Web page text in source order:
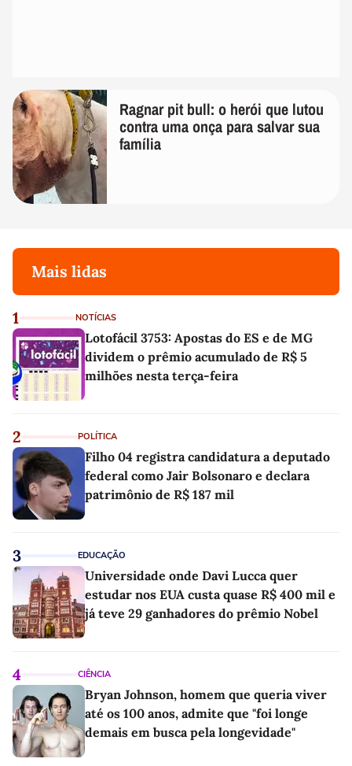
Ragnar pit bull: o herói que lutou
contra uma onça para salvar sua
família
Mais lidas
1 NOTÍCIAS
Lotofácil 3753: Apostas do ES e de MG
dividem o prêmio acumulado de R$ 5
milhões nesta terça-feira
2 POLÍTICA
Filho 04 registra candidatura a deputado
federal como Jair Bolsonaro e declara
patrimônio de R$ 187 mil
3 EDUCAÇÃO
Universidade onde Davi Lucca quer
estudar nos EUA custa quase R$ 400 mil e
já teve 29 ganhadores do prêmio Nobel
4 CIÊNCIA
Bryan Johnson, homem que queria viver
até os 100 anos, admite que "foi longe
demais em busca pela longevidade"